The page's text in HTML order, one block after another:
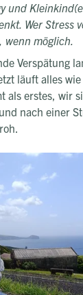
und
Wer Stress
wenn möglich.
Verspätung
läuft alles
als erstes, wir
nach einer